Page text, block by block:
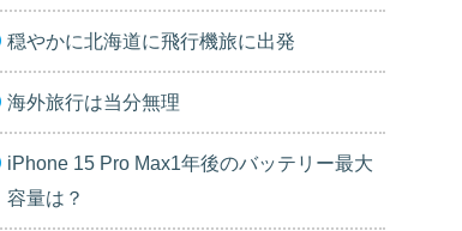
穏やかに北海道に飛行機旅に出発
海外旅行は当分無理
iPhone 15 Pro Max1年後のバッテリー最大
容量は？